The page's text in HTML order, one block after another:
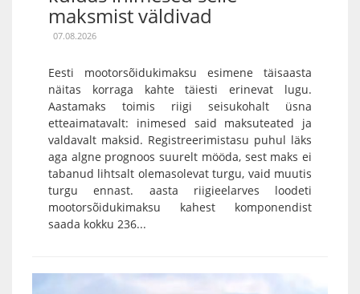
maksmist väldivad
07.08.2026
Eesti mootorsõidukimaksu esimene täisaasta
näitas korraga kahte täiesti erinevat lugu.
Aastamaks toimis riigi seisukohalt üsna
etteaimatavalt: inimesed said maksuteated ja
valdavalt maksid. Registreerimistasu puhul läks
aga algne prognoos suurelt mööda, sest maks ei
tabanud lihtsalt olemasolevat turgu, vaid muutis
turgu ennast. aasta riigieelarves loodeti
mootorsõidukimaksu kahest komponendist
saada kokku 236...